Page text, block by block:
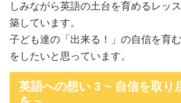
しみながら英語の土台を育めるレッ
築しています。
子ども達の「出来る！」の自信を育
をしたいと思っています。
英語への想い 3 ~ 自信を取り